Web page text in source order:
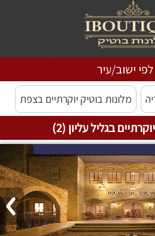
לפי ישוב/עיר
מלונות בוטיק יוקרתיים בצפת
בגליל עליון (2)